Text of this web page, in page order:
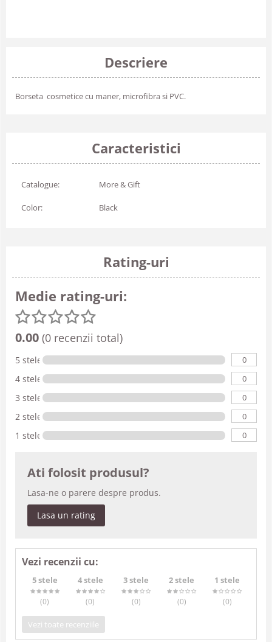
Descriere
Borseta cosmetice cu maner, microfibra si PVC.
Caracteristici
Catalogue: More & Gift
Color: Black
Rating-uri
Medie rating-uri:
0.00 (0 recenzii total)
5 stele 0
4 stele 0
3 stele 0
2 stele 0
1 stele 0
Ati folosit produsul?
Lasa-ne o parere despre produs.
Lasa un rating
Vezi recenzii cu:
5 stele
(0)
4 stele
(0)
3 stele
(0)
2 stele
(0)
1 stele
(0)
Vezi toate recenziile